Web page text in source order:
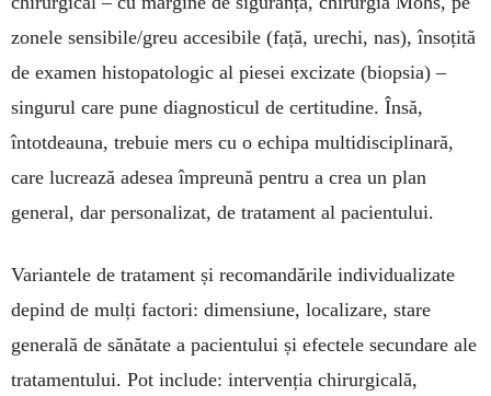
zonele sensibile/greu accesibile (față, urechi, nas), însoțită
de examen histopatologic al piesei excizate (biopsia) –
singurul care pune diagnosticul de certitudine. Însă,
întotdeauna, trebuie mers cu o echipa multidisciplinară,
care lucrează adesea împreună pentru a crea un plan
general, dar personalizat, de tratament al pacientului.
Variantele de tratament și recomandările individualizate
depind de mulți factori: dimensiune, localizare, stare
generală de sănătate a pacientului și efectele secundare ale
tratamentului. Pot include: intervenția chirurgicală,